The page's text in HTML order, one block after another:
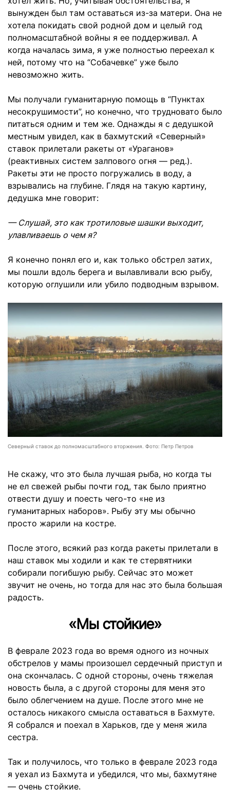
вынужден был там оставаться из-за матери. Она не
хотела покидать свой родной дом и целый год
полномасштабной войны я ее поддерживал. А
когда началась зима, я уже полностью переехал к
ней, потому что на “Собачевке” уже было
невозможно жить.
Мы получали гуманитарную помощь в “Пунктах
несокрушимости”, но конечно, что трудновато было
питаться одним и тем же. Однажды я с дедушкой
местным увидел, как в бахмутский «Северный»
ставок прилетали ракеты от «Ураганов»
(реактивных систем залпового огня — ред.).
Ракеты эти не просто погружались в воду, а
взрывались на глубине. Глядя на такую ​​картину,
дедушка мне говорит:
— Слушай, это как тротиловые шашки выходит,
улавливаешь о чем я?
Я конечно понял его и, как только обстрел затих,
мы пошли вдоль берега и вылавливали всю рыбу,
которую оглушили или убило подводным взрывом.
Северный ставок до полномасштабного вторжения. Фото: Петр Петров
Не скажу, что это была лучшая рыба, но когда ты
не ел свежей рыбы почти год, так было приятно
отвести душу и поесть чего-то «не из
гуманитарных наборов». Рыбу эту мы обычно
просто жарили на костре.
После этого, всякий раз когда ракеты прилетали в
наш ставок мы ходили и как те стервятники
собирали погибшую рыбу. Сейчас это может
звучит не очень, но тогда для нас это была большая
радость.
«Мы стойкие»
В феврале 2023 года во время одного из ночных
обстрелов у мамы произошел сердечный приступ и
она скончалась. С одной стороны, очень тяжелая
новость была, а с другой стороны для меня это
было облегчением на душе. После этого мне не
осталось никакого смысла оставаться в Бахмуте.
Я собрался и поехал в Харьков, где у меня жила
сестра.
Так и получилось, что только в феврале 2023 года
я уехал из Бахмута и убедился, что мы, бахмутяне
— очень стойкие.